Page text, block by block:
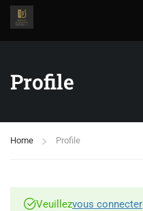
Profile
Home Profile
Veuillezvous connecter